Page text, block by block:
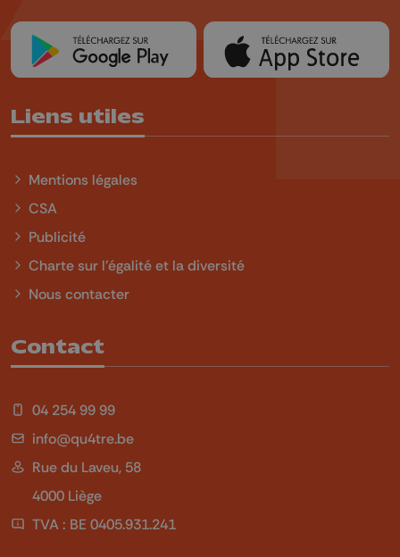
Liens utiles
Mentions légales
CSA
Publicité
Charte sur l'égalité et la diversité
Nous contacter
Contact
04 254 99 99
info@qu4tre.be
Rue du Laveu, 58
4000 Liège
TVA : BE 0405.931.241